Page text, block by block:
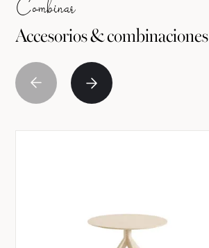
Combinar
Accesorios & combinaciones